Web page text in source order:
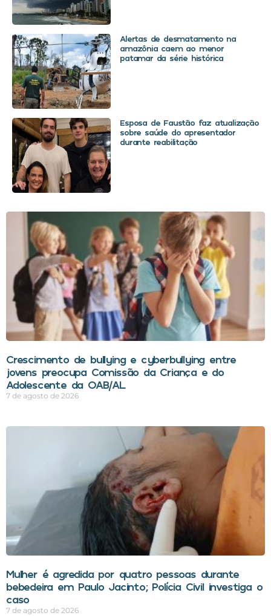
Alertas de desmatamento na
amazônia caem ao menor
patamar da série histórica
Esposa de Faustão faz atualização
sobre saúde do apresentador
durante reabilitação
Crescimento de bullying e cyberbullying entre
jovens preocupa Comissão da Criança e do
Adolescente da OAB/AL
7 de agosto de 2026
Mulher é agredida por quatro pessoas durante
bebedeira em Paulo Jacinto; Polícia Civil investiga o
caso
7 de agosto de 2026